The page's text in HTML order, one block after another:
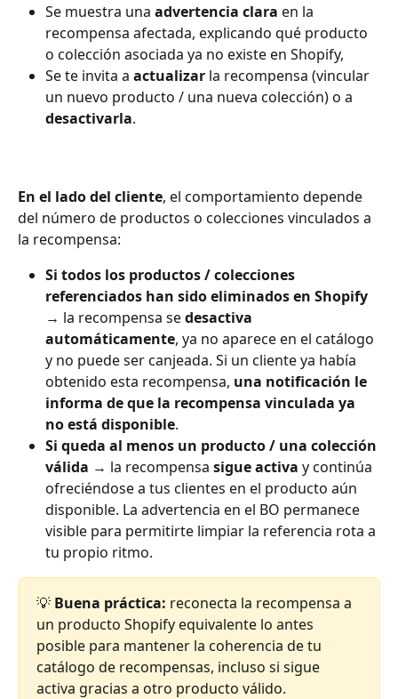
Se muestra una advertencia clara en la
recompensa afectada, explicando qué producto
o colección asociada ya no existe en Shopify,
Se te invita a actualizar la recompensa (vincular
un nuevo producto / una nueva colección) o a
desactivarla.
En el lado del cliente, el comportamiento depende
del número de productos o colecciones vinculados a
la recompensa:
Si todos los productos / colecciones
referenciados han sido eliminados en Shopify
→ la recompensa se desactiva
automáticamente, ya no aparece en el catálogo
y no puede ser canjeada. Si un cliente ya había
obtenido esta recompensa, una notificación le
informa de que la recompensa vinculada ya
no está disponible.
Si queda al menos un producto / una colección
válida → la recompensa sigue activa y continúa
ofreciéndose a tus clientes en el producto aún
disponible. La advertencia en el BO permanece
visible para permitirte limpiar la referencia rota a
tu propio ritmo.
💡 Buena práctica: reconecta la recompensa a
un producto Shopify equivalente lo antes
posible para mantener la coherencia de tu
catálogo de recompensas, incluso si sigue
activa gracias a otro producto válido.